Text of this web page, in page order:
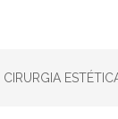
CIRURGIA